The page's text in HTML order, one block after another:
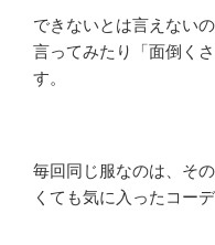
できないとは言えない
言ってみたり「面倒く
す。
毎回同じ服なのは、そ
くても気に入ったコー